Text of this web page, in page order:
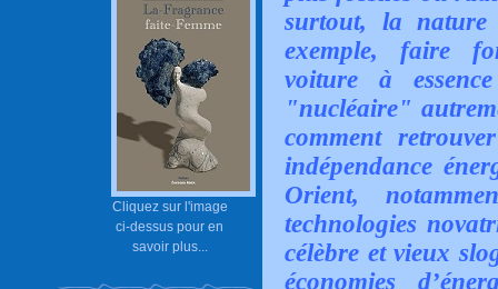
Cliquez sur l'image
ci-dessus pour en
savoir plus...
surtout, la nature
exemple, faire
voiture à
"nucléaire"
comment
indépendance
Orient,
technologies
célèbre et vieux
économies